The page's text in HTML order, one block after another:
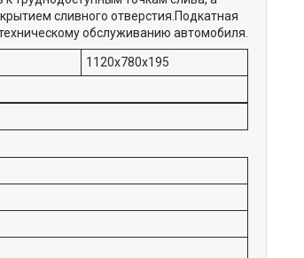
сливного отверстия.Подкатная
обслуживанию автомобиля.
1120х780х195